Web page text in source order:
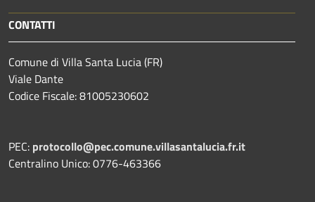
CONTATTI
Comune di Villa Santa Lucia (FR)
Viale Dante
Codice Fiscale: 81005230602
PEC: protocollo@pec.comune.villasantalucia.fr.it
Centralino Unico: 0776-463366